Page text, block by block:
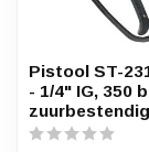
Pistool ST-
- 1/4" IG, 350
zuurbestendig